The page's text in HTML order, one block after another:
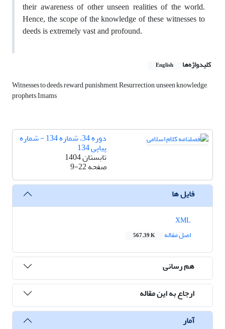
their awareness of other unseen realities of the world.
Hence, the scope of the knowledge of these witnesses to
deeds is extremely vast and profound.
کلیدواژه‌ها English
Witnesses to deeds, reward, punishment, Resurrection, unseen knowledge,
prophets, Imams
دوره 34، شماره 134 - شماره
پیاپی 134
تابستان 1404
صفحه9-22
فایل ها
اصل مقاله
567.39 K
هم رسانی
ارجاع به این مقاله
آمار